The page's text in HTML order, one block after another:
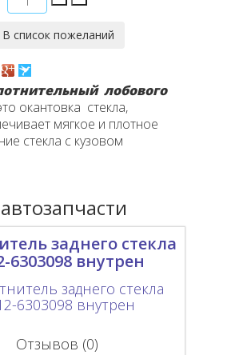
лобового
окантовка стекла,
мягкое и плотное
стекла с кузовом
заднего стекла
6303098 внутрен
Отзывов (0)